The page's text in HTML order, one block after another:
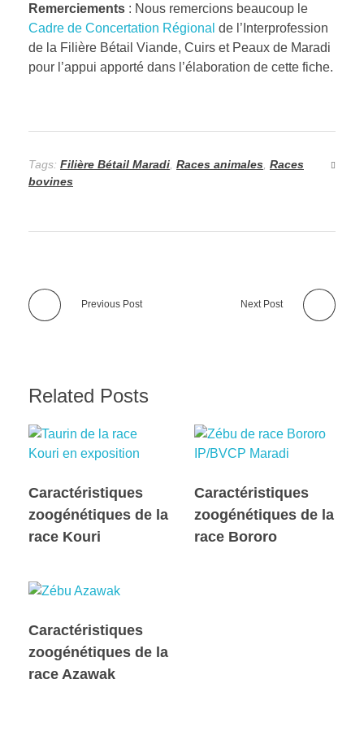
Remerciements : Nous remercions beaucoup le
Cadre de Concertation Régional de l’Interprofession
de la Filière Bétail Viande, Cuirs et Peaux de Maradi
pour l’appui apporté dans l’élaboration de cette fiche.
Tags: Filière Bétail Maradi Races animales Races
bovines
Previous Post Next Post
Related Posts
Caractéristiques
zoogénétiques de la
race Kouri
Caractéristiques
zoogénétiques de la
race Bororo
Caractéristiques
zoogénétiques de la
race Azawak